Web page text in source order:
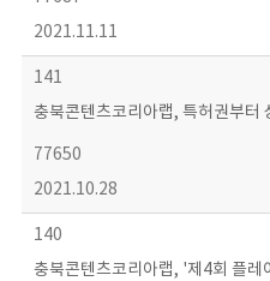
2021.11.11
141
충북콘텐츠코리아랩, 특허권부터
77650
2021.10.28
140
충북콘텐츠코리아랩, '제4회 플레